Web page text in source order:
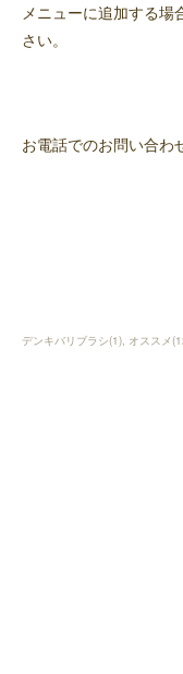
メニューに追加する場
さい。
お電話でのお問い合わ
デンキバリブラシ(1) オススメ(